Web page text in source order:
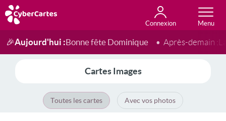
Connexion
Anniversaire
Fête du jour
Amour
Amitié
Merci
Toutes les cartes
🎉Aujourd'hui :Bonne fête Dominique Après-demain :
Cartes Images
Toutes les cartes Avec vos photos